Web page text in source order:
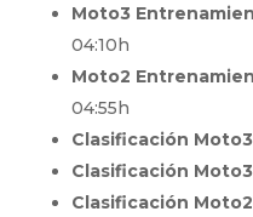
Moto3
04:10h
Moto2
04:55h
Clasificación Moto3
Clasificación
Clasificación Moto2